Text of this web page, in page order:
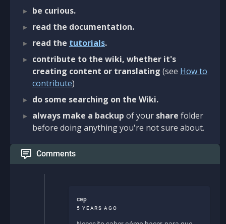
be curious.
read the documentation.
read the tutorials.
contribute to the wiki, whether it's
creating content or translating (see How to
contribute)
do some searching on the Wiki.
always make a backup of your share folder
before doing anything you're not sure about.
Comments
cep
5 YEARS AGO